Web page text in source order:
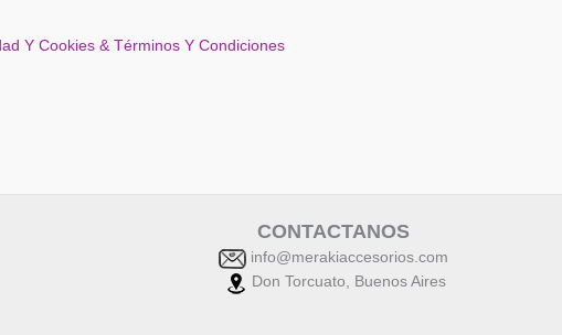
Y Cookies & Términos Y Condiciones
CONTACTANOS
info@merakiaccesorios.com
Don Torcuato, Buenos Aires